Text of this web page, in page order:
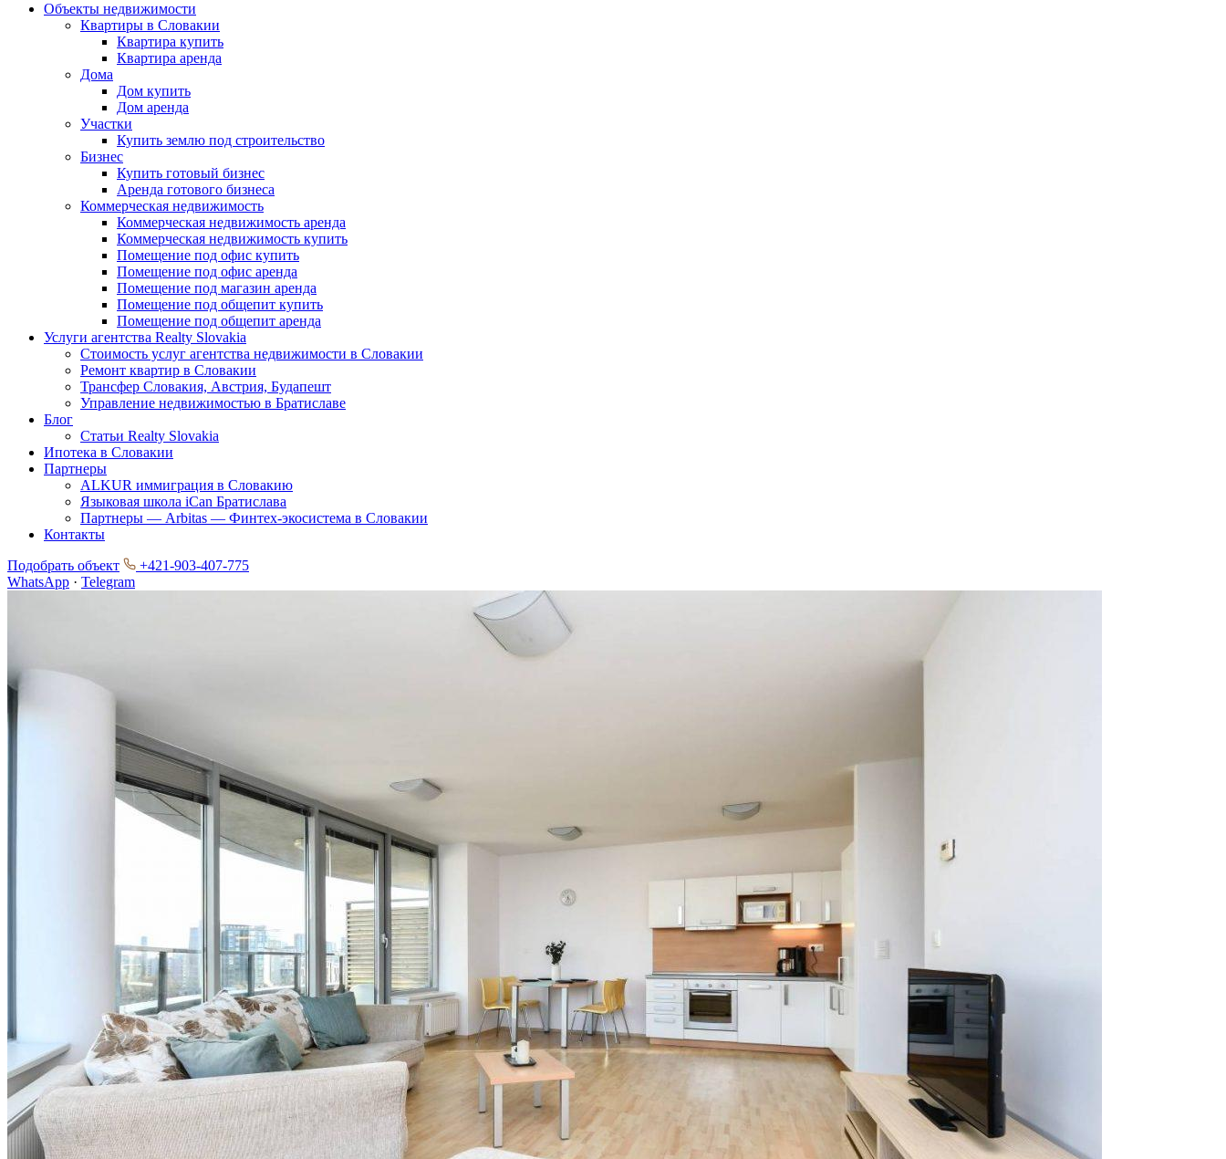
Объекты недвижимости
Квартиры в Словакии
Квартира купить
Квартира аренда
Дома
Дом купить
Дом аренда
Участки
Купить землю под строительство
Бизнес
Купить готовый бизнес
Аренда готового бизнеса
Коммерческая недвижимость
Коммерческая недвижимость аренда
Коммерческая недвижимость купить
Помещение под офис купить
Помещение под офис аренда
Помещение под магазин аренда
Помещение под общепит купить
Помещение под общепит аренда
Услуги агентства Realty Slovakia
Стоимость услуг агентства недвижимости в Словакии
Ремонт квартир в Словакии
Трансфер Словакия, Австрия, Будапешт
Управление недвижимостью в Братиславе
Блог
Статьи Realty Slovakia
Ипотека в Словакии
Партнеры
ALKUR иммиграция в Словакию
Языковая школа iCan Братислава
Партнеры — Arbitas — Финтех-экосистема в Словакии
Контакты
Подобрать объект
+421-903-407-775
WhatsApp · Telegram